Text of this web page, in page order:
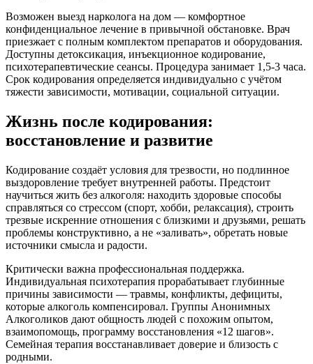
Возможен выезд нарколога на дом — комфортное
конфиденциальное лечение в привычной обстановке. Врач
приезжает с полным комплектом препаратов и оборудования.
Доступны детоксикация, инъекционное кодирование,
психотерапевтические сеансы. Процедура занимает 1,5-3 часа.
Срок кодирования определяется индивидуально с учётом
тяжести зависимости, мотивации, социальной ситуации.
Жизнь после кодирования:
восстановление и развитие
Кодирование создаёт условия для трезвости, но подлинное
выздоровление требует внутренней работы. Предстоит
научиться жить без алкоголя: находить здоровые способы
справляться со стрессом (спорт, хобби, релаксация), строить
трезвые искренние отношения с близкими и друзьями, решать
проблемы конструктивно, а не «заливать», обретать новые
источники смысла и радости.
Критически важна профессиональная поддержка.
Индивидуальная психотерапия прорабатывает глубинные
причины зависимости — травмы, конфликты, дефициты,
которые алкоголь компенсировал. Группы Анонимных
Алкоголиков дают общность людей с похожим опытом,
взаимопомощь, программу восстановления «12 шагов».
Семейная терапия восстанавливает доверие и близость с
родными.